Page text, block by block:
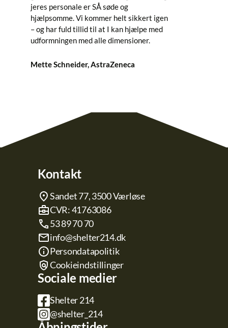
jeres personale er SÅ søde og
hjælpsomme. Vi kommer helt sikkert igen
– og har fuld tillid til at I kan hjælpe med
udformningen med alle dimensioner.
Mette Schneider, AstraZeneca
Kontakt
Sandet 77, 3500 Værløse
CVR: 41763086
53 89 70 70
info@shelter214.dk
Persondatapolitik
Cookieindstillinger
Sociale medier
Shelter 214
@shelter_214